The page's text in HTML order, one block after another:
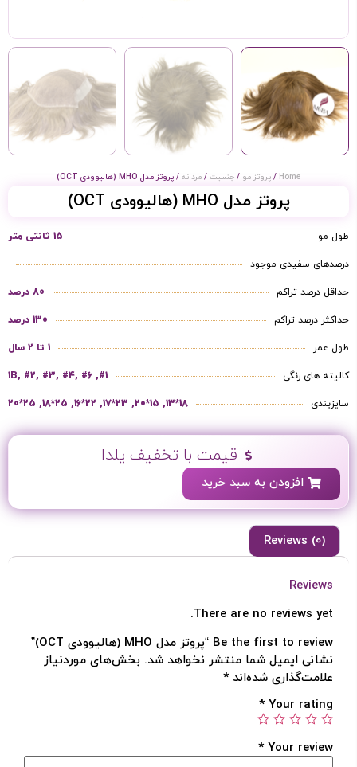
Home
/پروتز مو /جنسیت /مردانه / پروتز مدل MHO (هالیوودی OCT)
پروتز مدل MHO (هالیوودی OCT)
طول مو 15 ثانتی متر
درصدهای سفیدی موجود
حداقل درصد تراکم 80 درصد
حداکثر درصد تراکم 130 درصد
طول عمر 1 تا 2 سال
کالیته های رنگی #1, 1B, #2, #3, #4, #6
سایزبندی 18*13, 15*20, 23*17, 22*16, 25*18, 25*20
قیمت با تخفیف یلدا
افزودن به سبد خرید
Reviews (0)
Reviews
There are no reviews yet.
Be the first to review “پروتز مدل MHO (هالیوودی OCT)”
نشانی ایمیل شما منتشر نخواهد شد. بخش‌های موردنیاز
علامت‌گذاری شده‌اند*
Your rating
*
Your review
*
ورود / ثبت نام
با شماره موبایل